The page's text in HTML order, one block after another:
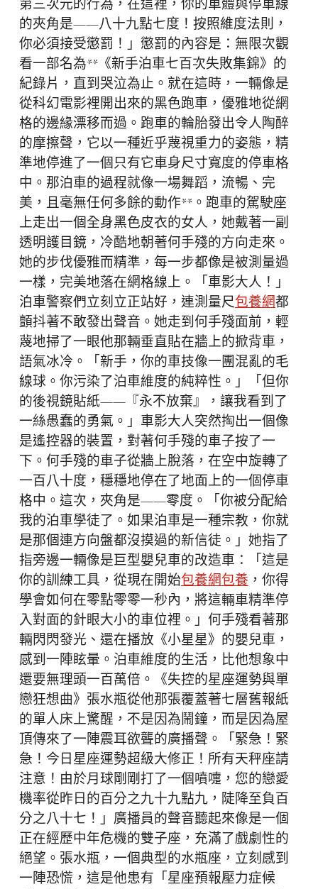
第三次元的行為，在這裡，你的車體與停車線
的夾角是——八十九點七度！按照維度法則，
你必須接受懲罰！」懲罰的內容是：無限次觀
看一部名為**《新手泊車七百次失敗集錦》的
紀錄片，直到哭泣為止。就在這時，一輛像是
從科幻電影裡開出來的黑色跑車，優雅地從網
格的邊緣漂移而過。跑車的輪胎發出令人陶醉
的摩擦聲，它以一種近乎蔑視重力的姿態，精
準地停進了一個只有它車身尺寸寬度的停車格
中。那泊車的過程就像一場舞蹈，流暢、完
美，且毫無任何多餘的動作**。跑車的駕駛座
上走出一個全身黑色皮衣的女人，她戴著一副
透明護目鏡，冷酷地朝著何手殘的方向走來。
她的步伐優雅而精準，每一步都像是被測量過
一樣，完美地落在網格線上。「車影大人！」
泊車警察們立刻立正站好，連測量尺包養網都
顫抖著不敢發出聲音。她走到何手殘面前，輕
蔑地掃了一眼他那輛垂直貼在牆上的掀背車，
語氣冰冷。「新手，你的車技像一團混亂的毛
線球。你污染了泊車維度的純粹性。」「但你
的後視鏡貼紙——『永不放棄』，讓我看到了
一絲愚蠢的勇氣。」車影大人突然掏出一個像
是遙控器的裝置，對著何手殘的車子按了一
下。何手殘的車子從牆上脫落，在空中旋轉了
一百八十度，穩穩地停在了地面上的一個停車
格中。這次，夾角是——零度。「你被分配給
我的泊車學徒了。如果泊車是一種宗教，你就
是那個連方向盤都沒摸過的新信徒。」她指了
指旁邊一輛像是巨型嬰兒車的改造車：「這是
你的訓練工具，從現在開始包養網包養，你得
學會如何在零點零零一秒內，將這輛車精準停
入對面的針眼大小的車位裡。」何手殘看著那
輛閃閃發光、還在播放《小星星》的嬰兒車，
感到一陣眩暈。泊車維度的生活，比他想象中
還要無理頭一百萬倍。《失控的星座運勢與單
戀狂想曲》張水瓶從他那張覆蓋著七層舊報紙
的單人床上驚醒，不是因為鬧鐘，而是因為屋
頂傳來了一陣震耳欲聾的廣播聲。「緊急！緊
急！今日星座運勢超級大修正！所有天秤座請
注意！由於月球剛剛打了一個噴嚏，您的戀愛
機率從昨日的百分之九十九點九，陡降至負百
分之八十七！」廣播員的聲音聽起來像是一個
正在經歷中年危機的雙子座，充滿了戲劇性的
絕望。張水瓶，一個典型的水瓶座，立刻感到
一陣恐慌，這是他患有「星座預報壓力症候